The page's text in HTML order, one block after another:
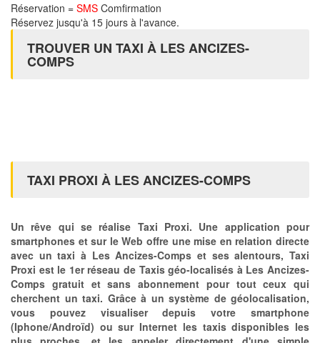
Réservation = SMS Comfirmation
Réservez jusqu'à 15 jours à l'avance.
TROUVER UN TAXI À LES ANCIZES-
COMPS
TAXI PROXI À LES ANCIZES-COMPS
Un rêve qui se réalise Taxi Proxi. Une application pour
smartphones et sur le Web offre une mise en relation directe
avec un taxi à Les Ancizes-Comps et ses alentours, Taxi
Proxi est le 1er réseau de Taxis géo-localisés à Les Ancizes-
Comps gratuit et sans abonnement pour tout ceux qui
cherchent un taxi. Grâce à un système de géolocalisation,
vous pouvez visualiser depuis votre smartphone
(Iphone/Androïd) ou sur Internet les taxis disponibles les